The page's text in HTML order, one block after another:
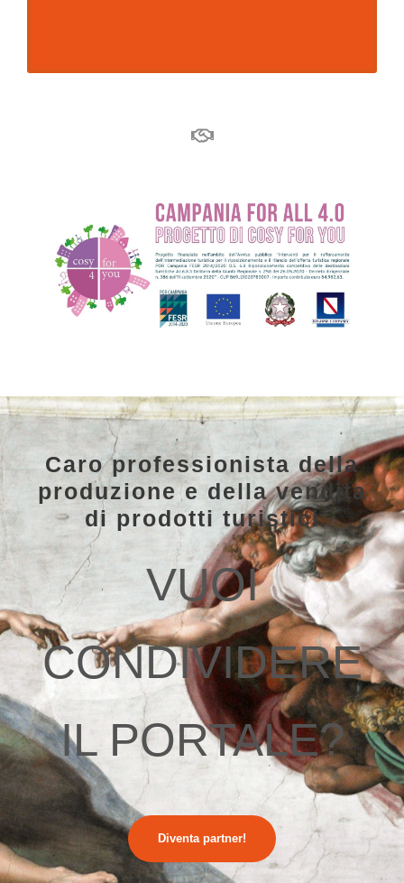
Caro professionista della
produzione e della vendita
di prodotti turistici
VUOI
CONDIVIDERE
IL PORTALE?
Diventa partner!